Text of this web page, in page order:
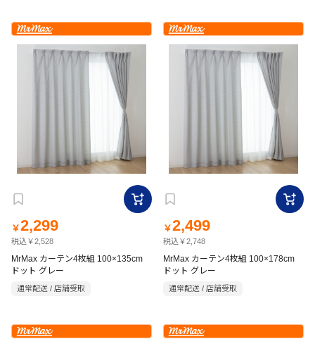
￥2,299
税込￥2,528
MrMax カーテン4枚組 100×135cm
ドット グレー
通常配送 / 店舗受取
￥2,499
税込￥2,748
MrMax カーテン4枚組 100×178cm
ドット グレー
通常配送 / 店舗受取